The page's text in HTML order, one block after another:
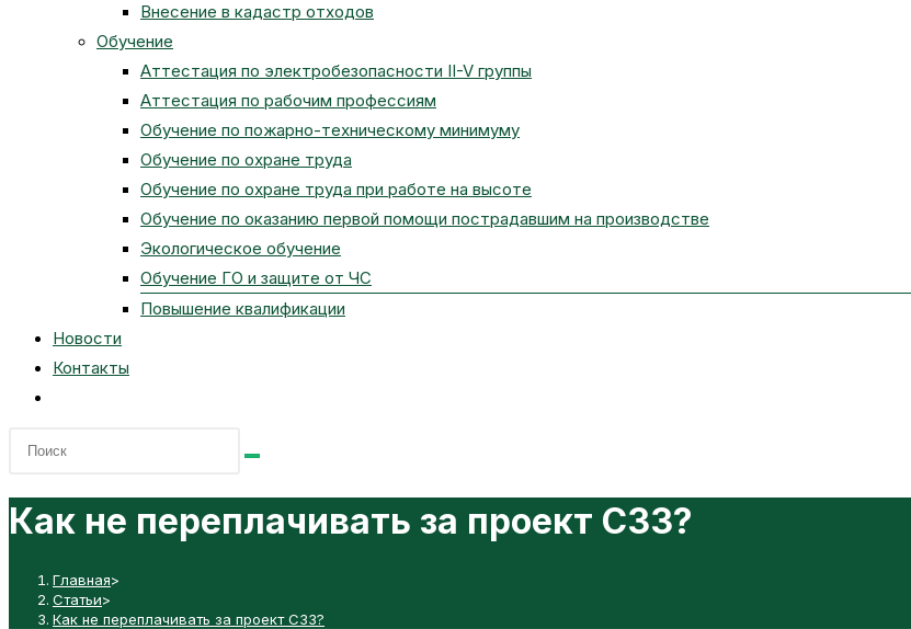
Внесение в кадастр отходов
Обучение
Аттестация по электробезопасности II-V группы
Аттестация по рабочим профессиям
Обучение по пожарно-техническому минимуму
Обучение по охране труда
Обучение по охране труда при работе на высоте
Обучение по оказанию первой помощи пострадавшим на производстве
Экологическое обучение
Обучение ГО и защите от ЧС
Повышение квалификации
Новости
Контакты
по
сайту
Как не переплачивать за проект СЗЗ?
Главная>
Статьи>
Как не переплачивать за проект СЗЗ?